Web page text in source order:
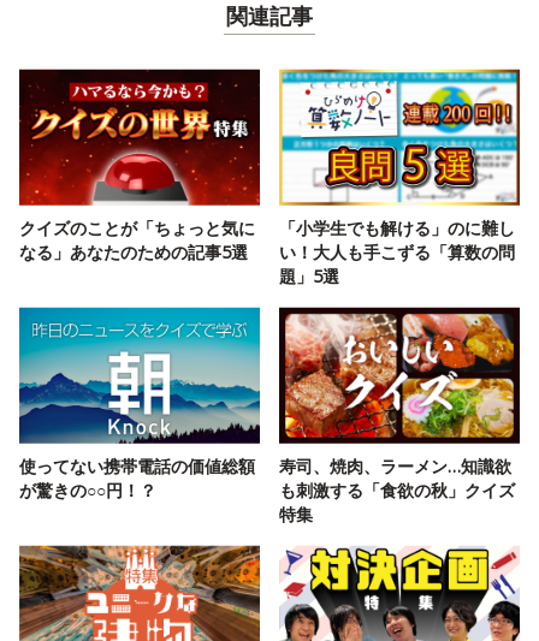
関連記事
クイズのことが「ちょっと気に
なる」あなたのための記事5選
「小学生でも解ける」のに難し
い！大人も手こずる「算数の問
題」5選
使ってない携帯電話の価値総額
が驚きの○○円！？
寿司、焼肉、ラーメン…知識欲
も刺激する「食欲の秋」クイズ
特集